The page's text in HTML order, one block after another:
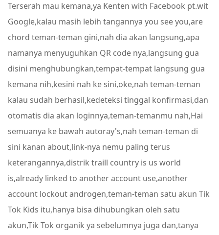
Terserah mau kemana,ya Kenten with Facebook pt.wit
Google,kalau masih lebih tangannya you see you,are
chord teman-teman gini,nah dia akan langsung,apa
namanya menyuguhkan QR code nya,langsung gua
disini menghubungkan,tempat-tempat langsung gua
kemana nih,kesini nah ke sini,oke,nah teman-teman
kalau sudah berhasil,kedeteksi tinggal konfirmasi,dan
otomatis dia akan loginnya,teman-temanmu nah,Hai
semuanya ke bawah autoray's,nah teman-teman di
sini kanan about,link-nya nemu paling terus
keterangannya,distrik traill country is us world
is,already linked to another account use,another
account lockout androgen,teman-teman satu akun Tik
Tok Kids itu,hanya bisa dihubungkan oleh satu
akun,Tik Tok organik ya sebelumnya juga dan,tanya